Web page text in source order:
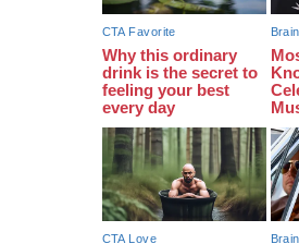
чоловіка (ВІДЕО)
смерті побив 82-
односельця
12:57 У Черкасах СБУ
прокремлівську
закликала до
України